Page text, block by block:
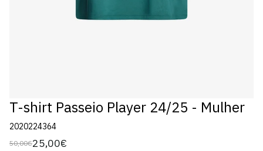
T-shirt Passeio Player 24/25 - Mulher
2020224364
Preço
50,00€
Preço
25,00€